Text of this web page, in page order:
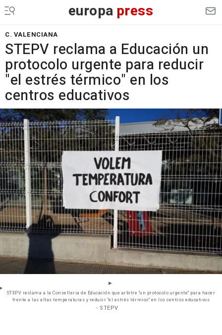
europa press
C. VALENCIANA
STEPV reclama a Educación un
protocolo urgente para reducir
"el estrés térmico" en los
centros educativos
STEPV reclama a la Conselleria de Educación que arbitre "un protocolo urgente" para hacer
frente a las altas temperaturas y reducir "el estrés térmico" en los centros educativos
- STEPV